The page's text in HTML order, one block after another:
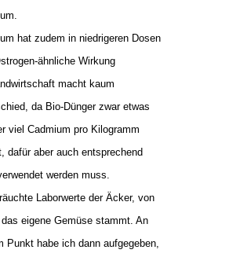
hat zudem in niedrigeren Dosen
ähnliche Wirkung
macht kaum
da Bio-Dünger zwar etwas
viel Cadmium pro Kilogramm
dafür aber auch entsprechend
werden muss.
Laborwerte der Äcker, von
eigene Gemüse stammt. An
Punkt habe ich dann aufgegeben,